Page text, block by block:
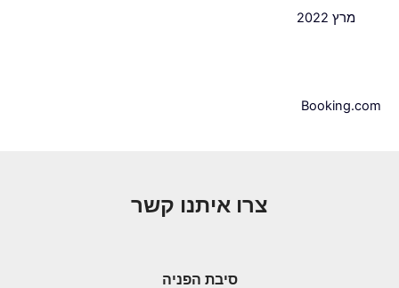
מרץ 2022
Booking.com
צרו איתנו קשר
סיבת הפניה